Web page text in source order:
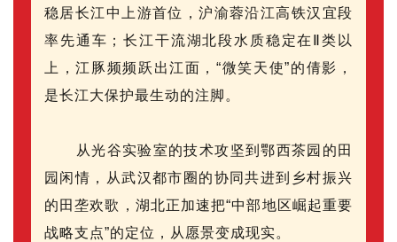
稳居长江中上游首位，沪渝蓉沿江高铁汉宜段
率先通车；长江干流湖北段水质稳定在Ⅱ类以
上，江豚频频跃出江面，“微笑天使”的倩影，
是长江大保护最生动的注脚。
从光谷实验室的技术攻坚到鄂西茶园的田
园闲情，从武汉都市圈的协同共进到乡村振兴
的田垄欢歌，湖北正加速把“中部地区崛起重要
战略支点”的定位，从愿景变成现实。